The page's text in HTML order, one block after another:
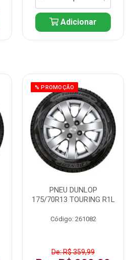
Adicionar
% PROMOÇÃO
PNEU DUNLOP
175/70R13 TOURING R1L
Código: 261082
De: R$ 359,99